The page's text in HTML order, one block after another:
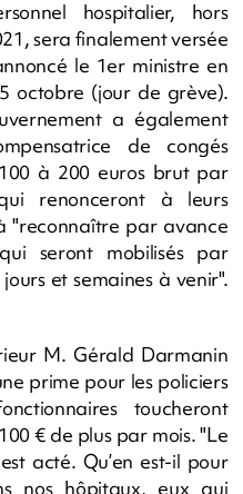
hospitalier, hors
sera finalement versée
le 1er ministre en
octobre (jour de grève).
a également
de congés
à 200 euros brut par
renonceront à leurs
"reconnaître par avance
seront mobilisés par
et semaines à venir".
M. Gérald Darmanin
prime pour les policiers
toucheront
€ de plus par mois. "Le
acté. Qu’en est-il pour
nos hôpitaux, eux qui